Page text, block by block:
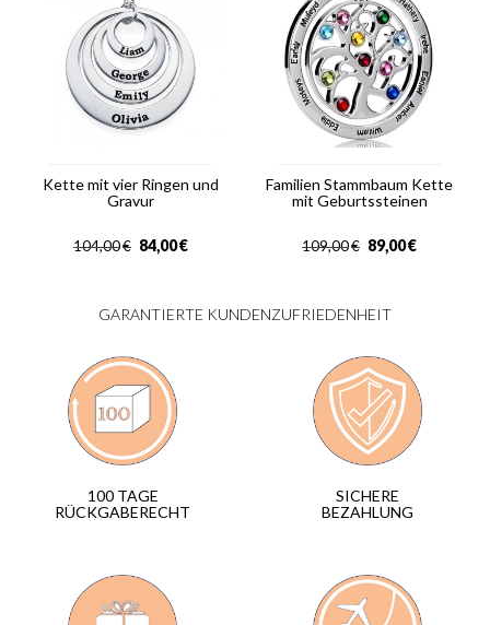
Kette mit vier Ringen und
Gravur
€
104,00 €
84,00
Familien Stammbaum Kette
mit Geburtssteinen
€
109,00 €
89,00
GARANTIERTE KUNDENZUFRIEDENHEIT
100 TAGE
RÜCKGABERECHT
SICHERE
BEZAHLUNG